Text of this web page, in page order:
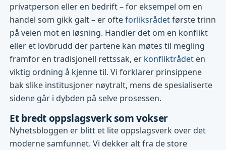
privatperson eller en bedrift – for eksempel om en
handel som gikk galt – er ofteforliksrådetførste trinn
på veien mot en løsning. Handler det om en konflikt
eller et lovbrudd der partene kan møtes til megling
framfor en tradisjonell rettssak, er konfliktrådet en
viktig ordning å kjenne til. Vi forklarer prinsippene
bak slike institusjoner nøytralt, mens de spesialiserte
sidene går i dybden på selve prosessen.
Et bredt oppslagsverk som vokser
Nyhetsbloggen er blitt et lite oppslagsverk over det
moderne samfunnet. Vi dekker alt fra de store